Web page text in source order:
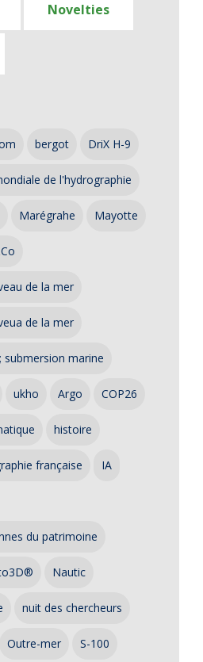
Novelties
bergot DriX H-9
de l'hydrographie
Marégrahe Mayotte
de la mer
de la mer
submersion marine
ukho Argo COP26
histoire
française IA
du patrimoine
Nautic
nuit des chercheurs
Outre-mer S-100